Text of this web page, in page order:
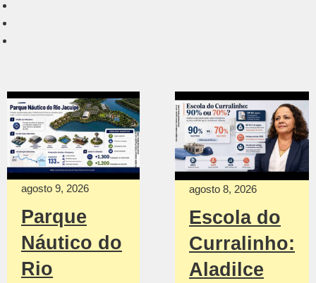
agosto 9, 2026
Parque
Náutico do
Rio
agosto 8, 2026
Escola do
Curralinho:
Aladilce